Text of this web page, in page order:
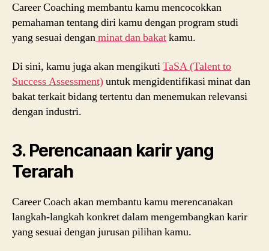
Career Coaching membantu kamu mencocokkan
pemahaman tentang diri kamu dengan program studi
yang sesuai denganminat dan bakatkamu.
Di sini, kamu juga akan mengikutiTaSA (Talent to
Success Assessment)untuk mengidentifikasi minat dan
bakat terkait bidang tertentu dan menemukan relevansi
dengan industri.
3. Perencanaan karir yang
Terarah
Career Coach akan membantu kamu merencanakan
langkah-langkah konkret dalam mengembangkan karir
yang sesuai dengan jurusan pilihan kamu.